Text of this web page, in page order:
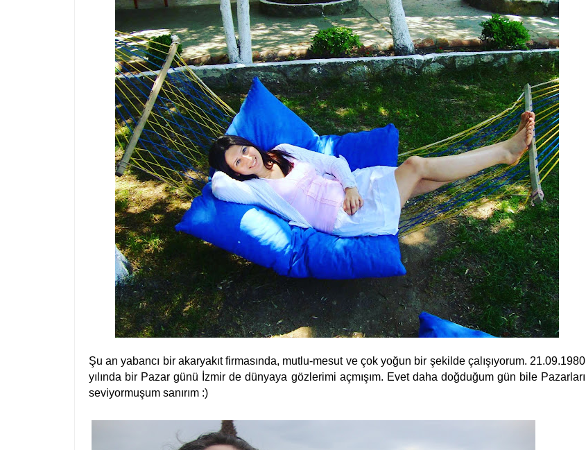
Şu an yabancı bir akaryakıt firmasında, mutlu-mesut ve çok yoğun bir şekilde çalışıyorum. 21.09.1980
yılında bir Pazar günü İzmir de dünyaya gözlerimi açmışım. Evet daha doğduğum gün bile Pazarları
seviyormuşum sanırım :)